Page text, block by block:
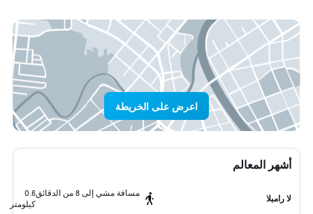
اعرض على الخريطة
أشهر المعالم
لا رامبلا
مسافة مشي إلى 8 من الدقائق
0.6
كيلومتر